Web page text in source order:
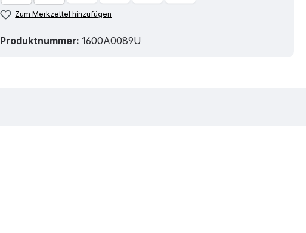
Zum Merkzettel hinzufügen
Produktnummer: 1600A0089U